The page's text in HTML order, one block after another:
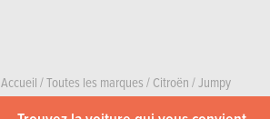
Accueil/Toutes les marques/Citroën/Jumpy